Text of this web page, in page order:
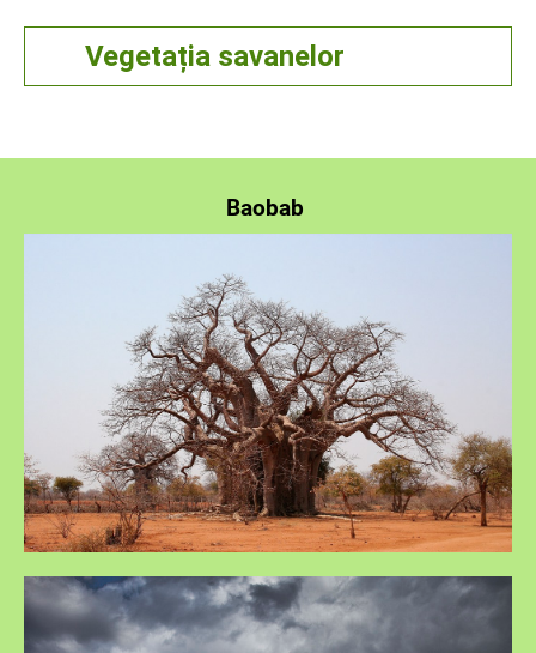
Vegetația savanelor
Baobab